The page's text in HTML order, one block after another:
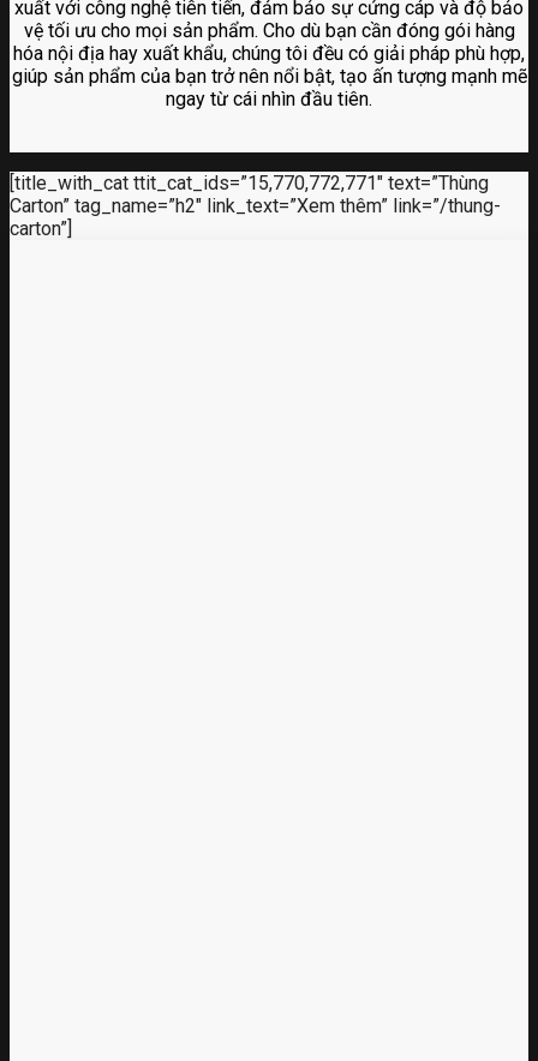
xuất với công nghệ tiên tiến, đảm bảo sự cứng cáp và độ bảo
vệ tối ưu cho mọi sản phẩm. Cho dù bạn cần đóng gói hàng
hóa nội địa hay xuất khẩu, chúng tôi đều có giải pháp phù hợp,
giúp sản phẩm của bạn trở nên nổi bật, tạo ấn tượng mạnh mẽ
ngay từ cái nhìn đầu tiên.
[title_with_cat ttit_cat_ids=”15,770,772,771″ text=”Thùng
Carton” tag_name=”h2″ link_text=”Xem thêm” link=”/thung-
carton”]